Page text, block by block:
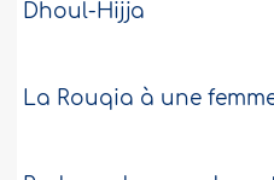
Dhoul-Hijja
La Rouqia à une